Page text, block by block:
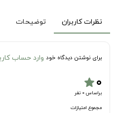
نظرات کاربران توضیحات
برای نوشتن دیدگاه خود وارد حساب
۰star
براساس 0 نفر
مجموع امتیازات